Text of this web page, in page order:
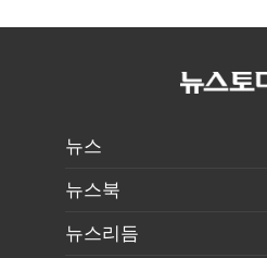
엔저'에 원화
누적 피해자
뉴스
뉴스북
뉴스리듬